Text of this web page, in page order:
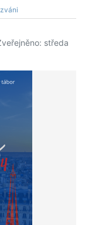
středa